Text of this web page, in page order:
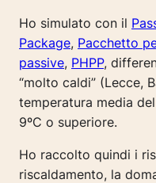
Ho simulato con il
Package, Pacchetto
passive, PHPP,
“molto caldi” (Lecce,
temperatura media
9ºC o superiore.
Ho raccolto quindi i
riscaldamento, la